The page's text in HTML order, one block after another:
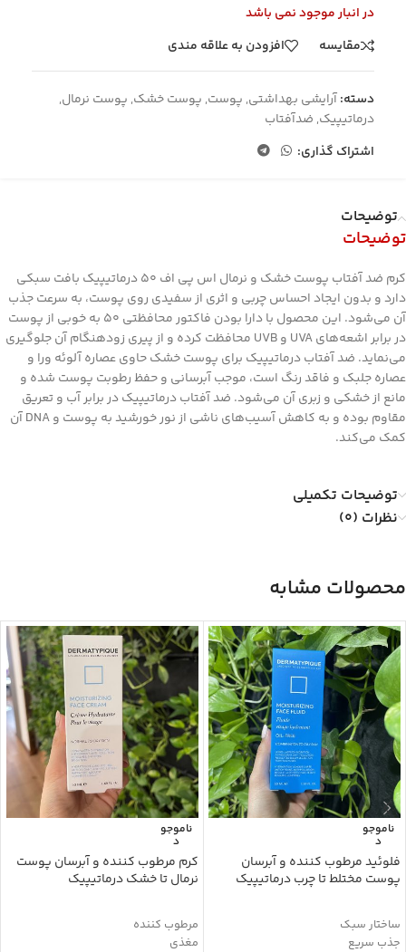
در انبار موجود نمی باشد
مقایسه
افزودن به علاقه مندی
دسته:آرایشی بهداشتی, پوست, پوست خشک, پوست نرمال,
درماتیپیک, ضدآفتاب
اشتراک گذاری:
توضیحات
توضیحات
کرم ضد آفتاب پوست خشک و نرمال اس پی اف 50 درماتیپیک بافت سبکی
دارد و بدون ایجاد احساس چربی و اثری از سفیدی روی پوست، به سرعت جذب
آن می‌شود. این محصول با دارا بودن فاکتور محافظتی 50 به خوبی از پوست
در برابر اشعه‌های UVA و UVB محافظت کرده و از پیری زودهنگام آن جلوگیری
می‌نماید. ضد آفتاب درماتیپیک برای پوست خشک حاوی عصاره آلوئه ورا و
عصاره جلبک و فاقد رنگ است، موجب آبرسانی و حفظ رطوبت پوست شده و
مانع از خشکی و زبری آن می‌شود. ضد آفتاب درماتیپیک در برابر آب و تعریق
مقاوم بوده و به کاهش آسیب‌های ناشی از نور خورشید به پوست و DNA آن
کمک می‌کند.
توضیحات تکمیلی
نظرات (0)
محصولات مشابه
ناموجو
د
فلوئید مرطوب کننده و آبرسان
پوست مختلط تا چرب درماتیپیک
ساختار سبک
جذب سریع
ناموجو
د
کرم مرطوب کننده و آبرسان پوست
نرمال تا خشک درماتیپیک
مرطوب کننده
مغذی